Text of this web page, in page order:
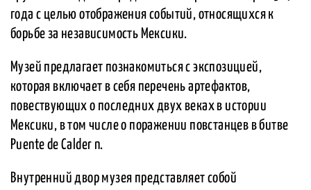
года с целью отображения событий, относящихся к
борьбе за независимость Мексики.
Музей предлагает познакомиться с экспозицией,
которая включает в себя перечень артефактов,
повествующих о последних двух веках в истории
Мексики, в том числе о поражении повстанцев в битве
Puente de Calder n.
Внутренний двор музея представляет собой